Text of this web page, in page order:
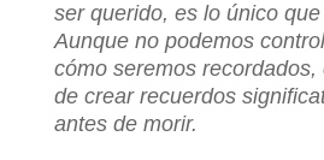
ser querido, es lo único
Aunque no podemos
cómo seremos
de crear recuerdos
antes de morir.